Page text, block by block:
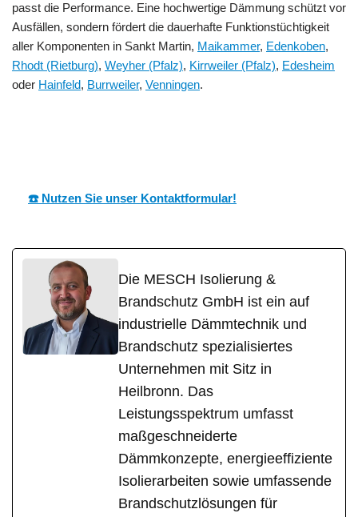
passt die Performance. Eine hochwertige Dämmung schützt vor
Ausfällen, sondern fördert die dauerhafte Funktionstüchtigkeit
aller Komponenten in Sankt Martin, Maikammer, Edenkoben,
Rhodt (Rietburg), Weyher (Pfalz), Kirrweiler (Pfalz), Edesheim
oder Hainfeld, Burrweiler, Venningen.
☎️ Nutzen Sie unser Kontaktformular!
Die MESCH Isolierung &
Brandschutz GmbH ist ein auf
industrielle Dämmtechnik und
Brandschutz spezialisiertes
Unternehmen mit Sitz in
Heilbronn. Das
Leistungsspektrum umfasst
maßgeschneiderte
Dämmkonzepte, energieeffiziente
Isolierarbeiten sowie umfassende
Brandschutzlösungen für